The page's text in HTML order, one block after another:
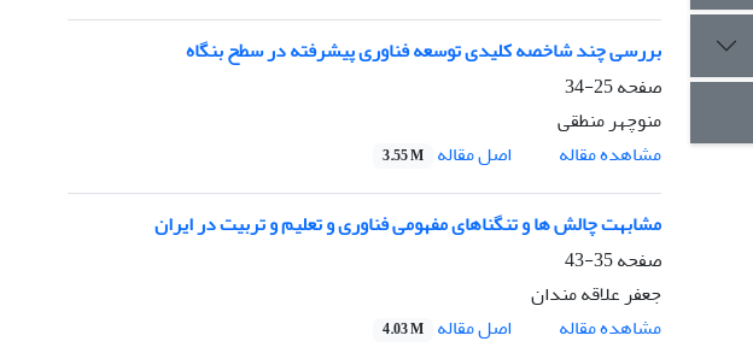
بررسی چند شاخصه کلیدی توسعه فناوری پیشرفته در سطح بنگاه
صفحه25-34
منوچهر منطقی
مشاهده مقاله
اصل مقاله 3.55 M
مشابهت چالش ها و تنگناهای مفهومی فناوری و تعلیم و تربیت در ایران
صفحه35-43
جعفر علاقه مندان
مشاهده مقاله
اصل مقاله 4.03 M